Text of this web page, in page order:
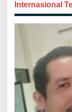
Internasional